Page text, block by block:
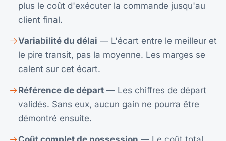
plus le coût d'exécuter la commande jusqu'au
client final.
Variabilité du délai — L'écart entre le meilleur et
le pire transit, pas la moyenne. Les marges se
calent sur cet écart.
Référence de départ — Les chiffres de départ
validés. Sans eux, aucun gain ne pourra être
démontré ensuite.